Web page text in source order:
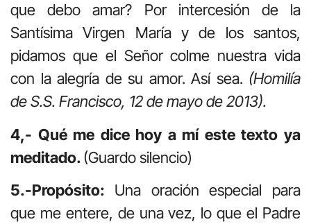
que debo amar? Por intercesión de la
Santísima Virgen María y de los santos,
pidamos que el Señor colme nuestra vida
con la alegría de su amor. Así sea. (Homilía
de S.S. Francisco, 12 de mayo de 2013).
4,- Qué me dice hoy a mí este texto ya
meditado.(Guardo silencio)
5.-Propósito: Una oración especial para
que me entere, de una vez, lo que el Padre